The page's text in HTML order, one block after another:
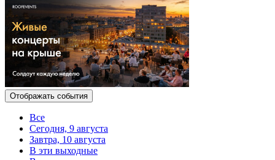
Отображать события
Все
Сегодня, 9 августа
Завтра, 10 августа
В эти выходные